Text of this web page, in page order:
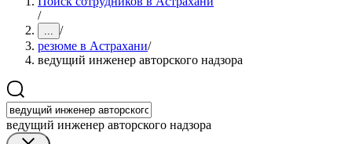
/
... /
резюме в Астрахани/
ведущий инженер авторского надзора
ведущий инженер авторского надзора